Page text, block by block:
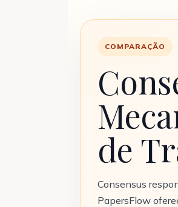
COMPARAÇÃO
de
Consensus
PapersFlow